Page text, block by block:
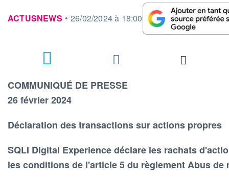
information fournie par
ACTUSNEWS • 26/02/2024 à 18:00
COMMUNIQUÉ DE PRESSE
26 février 2024
Déclaration des transactions sur actions propres
SQLI Digital Experience déclare les rachats
les conditions de l'article 5 du règlement Abus de